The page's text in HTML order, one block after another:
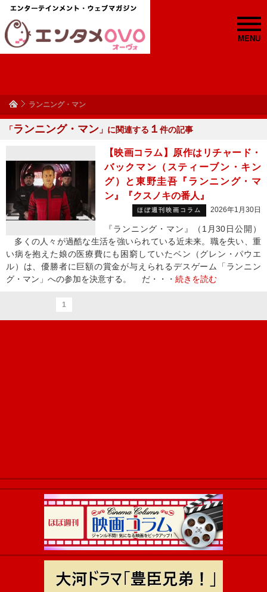
MENU
ランニング・マン
「ランニング・マン 」に関連する １ 件の記事
【映画コラム】原作はリチャード・
バックマン（スティーブン・キン
グ）と東野圭吾『ランニング・マ
ン』『クスノキの番人』
ほぼ週刊映画コラム 2026年1月30日
『ランニング・マン』（1月30日公開）
多くの人々が過酷な生活を強いられている近未来。職を失い、重
い病を抱えた娘の医療費にも困窮していたベン（グレン・パウエ
ル）は、優勝者に巨額の賞金が与えられるデスゲーム「ランニン
グ・マン」への参加を決意する。 だ・・・ 続きを読む
1